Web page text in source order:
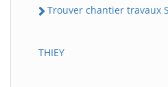
Trouver chantier travaux
THIEY